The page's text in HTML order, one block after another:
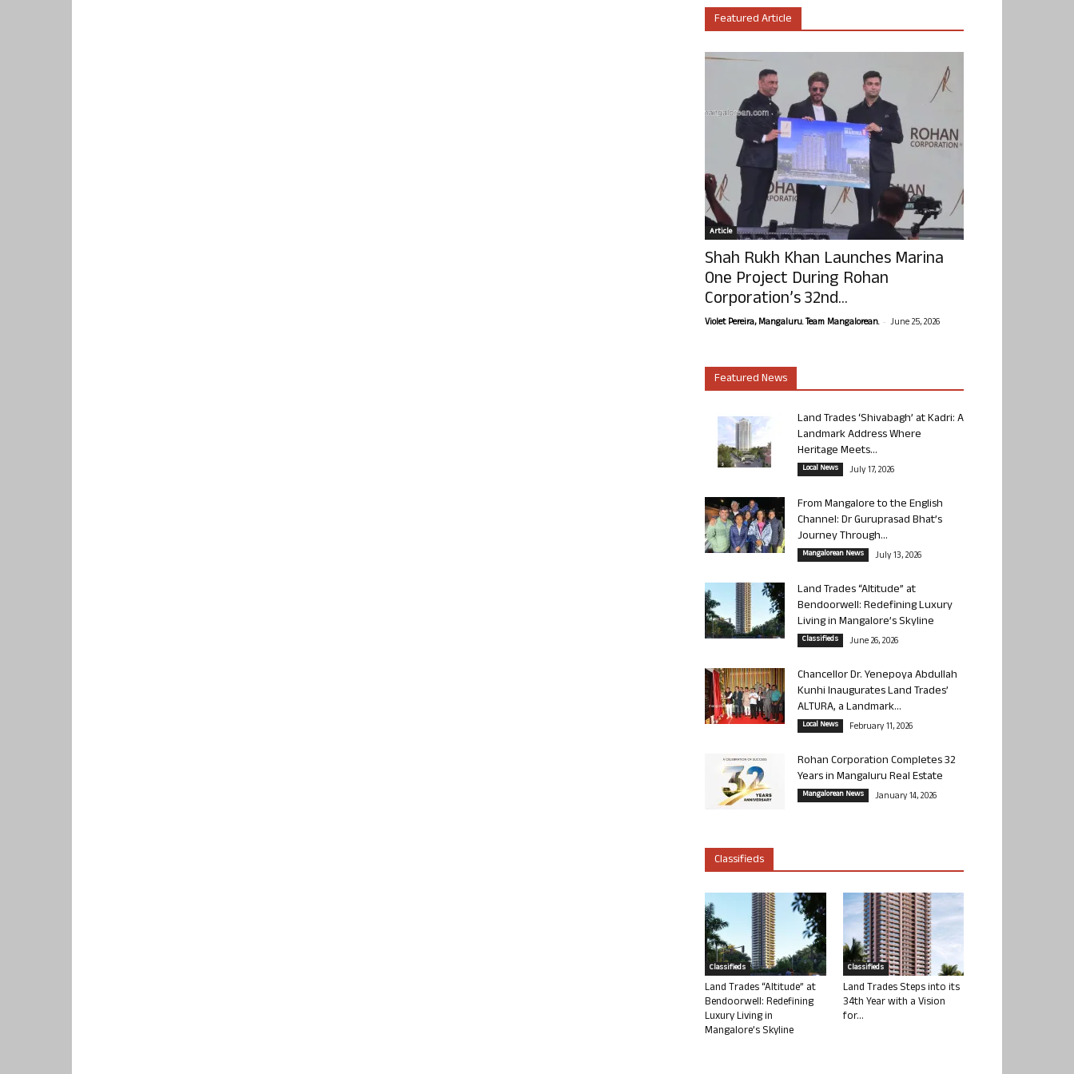
Featured Article
Article
Shah Rukh Khan Launches Marina
One Project During Rohan
Corporation’s 32nd...
Violet Pereira, Mangaluru. Team Mangalorean. - June 25, 2026
Featured News
Land Trades ‘Shivabagh’ at Kadri: A
Landmark Address Where
Heritage Meets...
Local News July 17, 2026
From Mangalore to the English
Channel: Dr Guruprasad Bhat’s
Journey Through...
Mangalorean News July 13, 2026
Land Trades “Altitude” at
Bendoorwell: Redefining Luxury
Living in Mangalore’s Skyline
Classifieds June 26, 2026
Chancellor Dr. Yenepoya Abdullah
Kunhi Inaugurates Land Trades’
ALTURA, a Landmark...
Local News February 11, 2026
Rohan Corporation Completes 32
Years in Mangaluru Real Estate
Mangalorean News January 14, 2026
Classifieds
Classifieds
Land Trades “Altitude” at
Bendoorwell: Redefining
Luxury Living in
Mangalore’s Skyline
Classifieds
Land Trades Steps into its
34th Year with a Vision
for...